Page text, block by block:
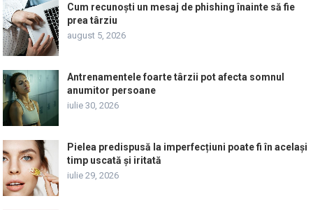
Cum recunoști un mesaj de phishing înainte să fie
prea târziu
august 5, 2026
Antrenamentele foarte târzii pot afecta somnul
anumitor persoane
iulie 30, 2026
Pielea predispusă la imperfecțiuni poate fi în același
timp uscată și iritată
iulie 29, 2026